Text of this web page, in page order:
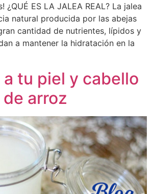
¿QUÉ ES LA JALEA REAL? La jalea
natural producida por las abejas
cantidad de nutrientes, lípidos y
a mantener la hidratación en la
a tu piel y cabello
arroz